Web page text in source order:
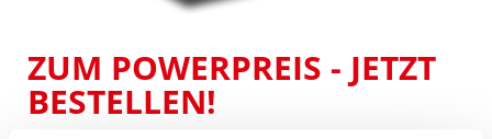
ZUM POWERPREIS - JETZT
BESTELLEN!